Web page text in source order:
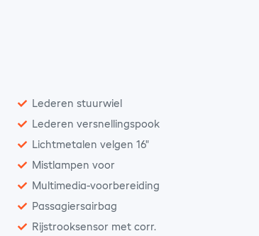
Lederen stuurwiel
Lederen versnellingspook
Lichtmetalen velgen 16"
Mistlampen voor
Multimedia-voorbereiding
Passagiersairbag
Rijstrooksensor met corr.